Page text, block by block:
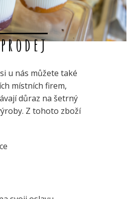
u nás můžete také
místních firem,
důraz na šetrný
Z tohoto zboží